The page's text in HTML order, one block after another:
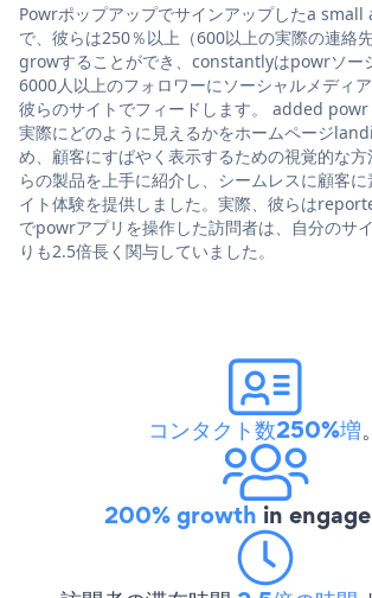
Powrポップアップでサインアップしたa
で、彼らは250％以上（600以上の実際の連絡
growすることができ、constantlyはpowrソー
6000人以上のフォロワーにソーシャルメディ
彼らのサイトでフィードします。 added
実際にどのように見えるかをホームページ
め、顧客にすばやく表示するための視覚的な
らの製品を上手に紹介し、シームレスに顧客
イト体験を提供しました。実際、彼らは
でpowrアプリを操作した訪問者は、自分のサ
りも2.5倍長く関与していました。
コンタクト数250%増。
200% growth in